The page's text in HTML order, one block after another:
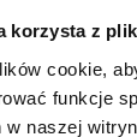
korzysta z
cookie,
funkcje
naszej